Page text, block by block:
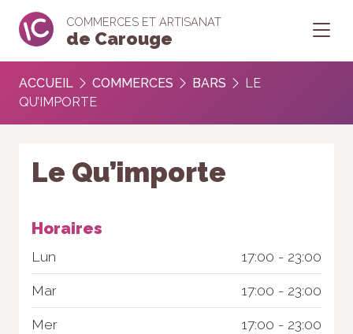
COMMERCES ET ARTISANAT
de Carouge
ACCUEIL COMMERCES BARS
LE
QU’IMPORTE
Le Qu’importe
Horaires
Lun 17:00 - 23:00
Mar 17:00 - 23:00
Mer 17:00 - 23:00